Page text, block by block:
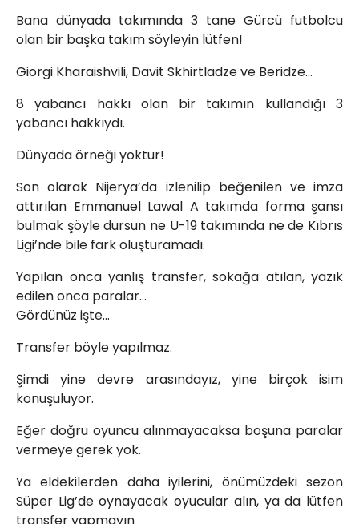
Bana dünyada takımında 3 tane Gürcü futbolcu
olan bir başka takım söyleyin lütfen!
Giorgi Kharaishvili, Davit Skhirtladze ve Beridze…
8 yabancı hakkı olan bir takımın kullandığı 3
yabancı hakkıydı.
Dünyada örneği yoktur!
Son olarak Nijerya’da izlenilip beğenilen ve imza
attırılan Emmanuel Lawal A takımda forma şansı
bulmak şöyle dursun ne U-19 takımında ne de Kıbrıs
Ligi’nde bile fark oluşturamadı.
Yapılan onca yanlış transfer, sokağa atılan, yazık
edilen onca paralar…
Gördünüz işte…
Transfer böyle yapılmaz.
Şimdi yine devre arasındayız, yine birçok isim
konuşuluyor.
Eğer doğru oyuncu alınmayacaksa boşuna paralar
vermeye gerek yok.
Ya eldekilerden daha iyilerini, önümüzdeki sezon
Süper Lig’de oynayacak oyucular alın, ya da lütfen